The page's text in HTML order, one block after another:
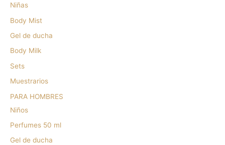
Niñas
Body Mist
Gel de ducha
Body Milk
Sets
Muestrarios
PARA HOMBRES
Niños
Perfumes 50 ml
Gel de ducha